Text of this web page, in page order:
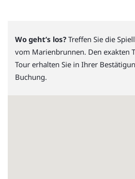
Wo geht’s los? Treffen Sie die
vom Marienbrunnen. Den exakten
Tour erhalten Sie in Ihrer
Buchung.